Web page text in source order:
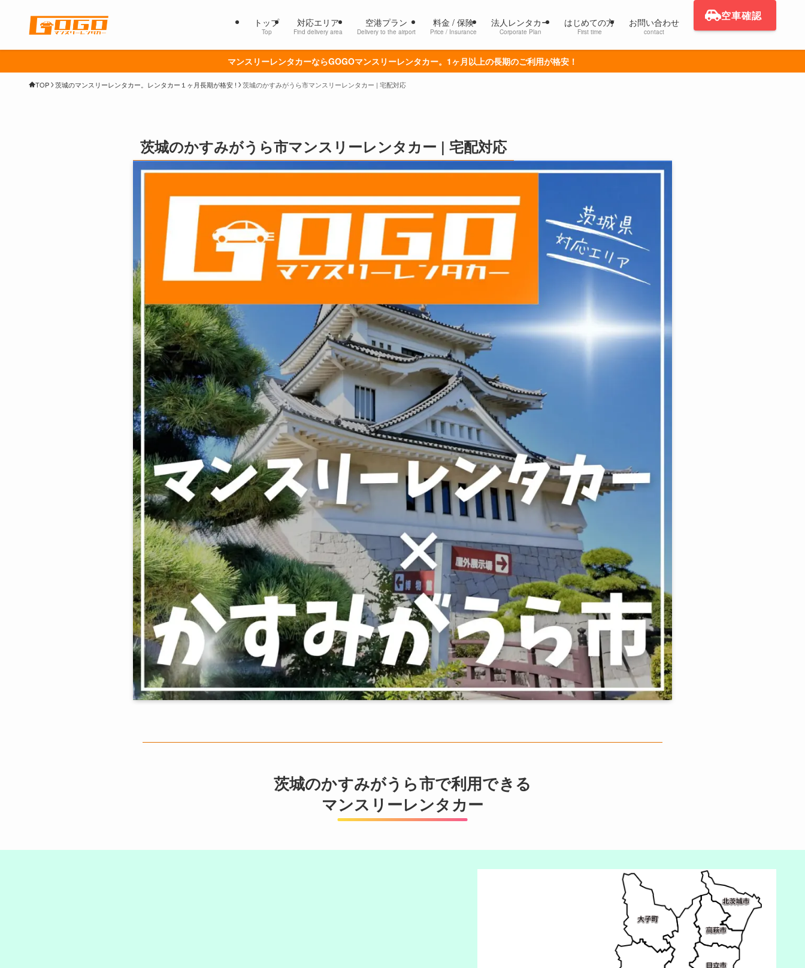
トップ
Top
対応エリア
Find delivery area
空港プラン
Delivery to the airport
料金 / 保険
Price / Insurance
法人レンタカー
Corporate Plan
はじめての方
First time
お問い合わせ
contact
空車確認
マンスリーレンタカーならGOGOマンスリーレンタカー。1ヶ月以上の長期のご利用が格安！
TOP 茨城のマンスリーレンタカー。レンタカー１ヶ月長期が格安 ! 茨城のかすみがうら市マンスリーレンタカー | 宅配対応
茨城のかすみがうら市マンスリーレンタカー | 宅配対応
茨城のかすみがうら市で利用できる
マンスリーレンタカー